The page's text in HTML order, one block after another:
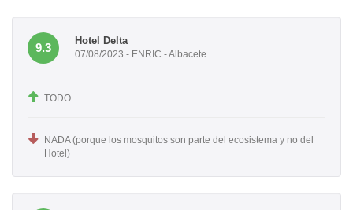
9.3
Hotel Delta
07/08/2023 - ENRIC - Albacete
TODO
NADA (porque los mosquitos son parte del ecosistema y no del
Hotel)